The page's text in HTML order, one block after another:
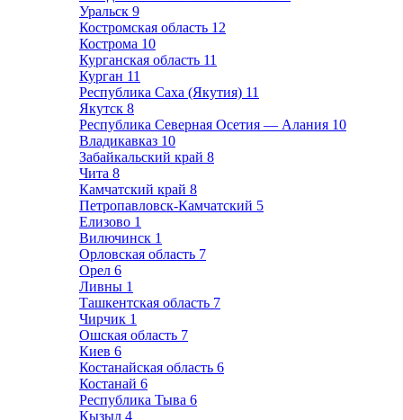
Уральск 9
Костромская область 12
Кострома 10
Курганская область 11
Курган 11
Республика Саха (Якутия) 11
Якутск 8
Республика Северная Осетия — Алания 10
Владикавказ 10
Забайкальский край 8
Чита 8
Камчатский край 8
Петропавловск-Камчатский 5
Елизово 1
Вилючинск 1
Орловская область 7
Орел 6
Ливны 1
Ташкентская область 7
Чирчик 1
Ошская область 7
Киев 6
Костанайская область 6
Костанай 6
Республика Тыва 6
Кызыл 4